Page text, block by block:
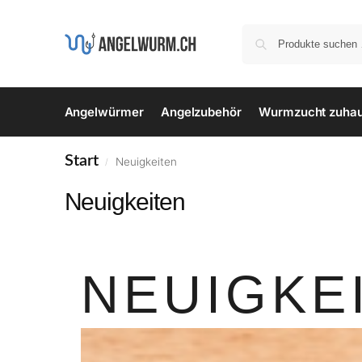
Angelwürmer Angelzubehör Wurmzucht
Start / Neuigkeiten
Neuigkeiten